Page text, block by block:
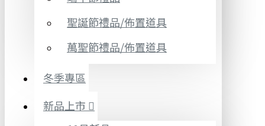
聖誕節禮品/佈置道具
萬聖節禮品/佈置道具
冬季專區
新品上市